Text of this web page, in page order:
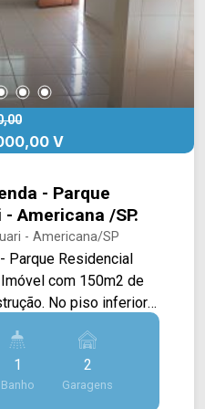
V
- Parque
Americana /SP.
- Americana/SP
Parque Residencial
No piso inferior
dormitórios,
lavanderia coberta,
pia, piso frio.
com suite, sala
1
Banho
2
Garagens